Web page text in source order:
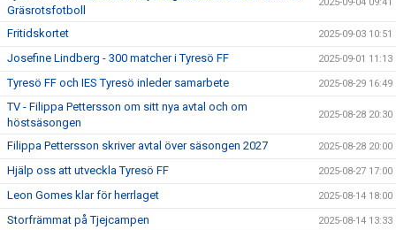
Gräsrotsfotboll
Fritidskortet 2025-09-03 10:51
Josefine Lindberg - 300 matcher i Tyresö FF 2025-09-01 11:13
Tyresö FF och IES Tyresö inleder samarbete 2025-08-29 16:49
TV - Filippa Pettersson om sitt nya avtal och om
höstsäsongen
2025-08-28 20:30
Filippa Pettersson skriver avtal över säsongen 2027 2025-08-28 20:00
Hjälp oss att utveckla Tyresö FF 2025-08-27 17:00
Leon Gomes klar för herrlaget 2025-08-14 18:00
Storfrämmat på Tjejcampen 2025-08-14 13:33